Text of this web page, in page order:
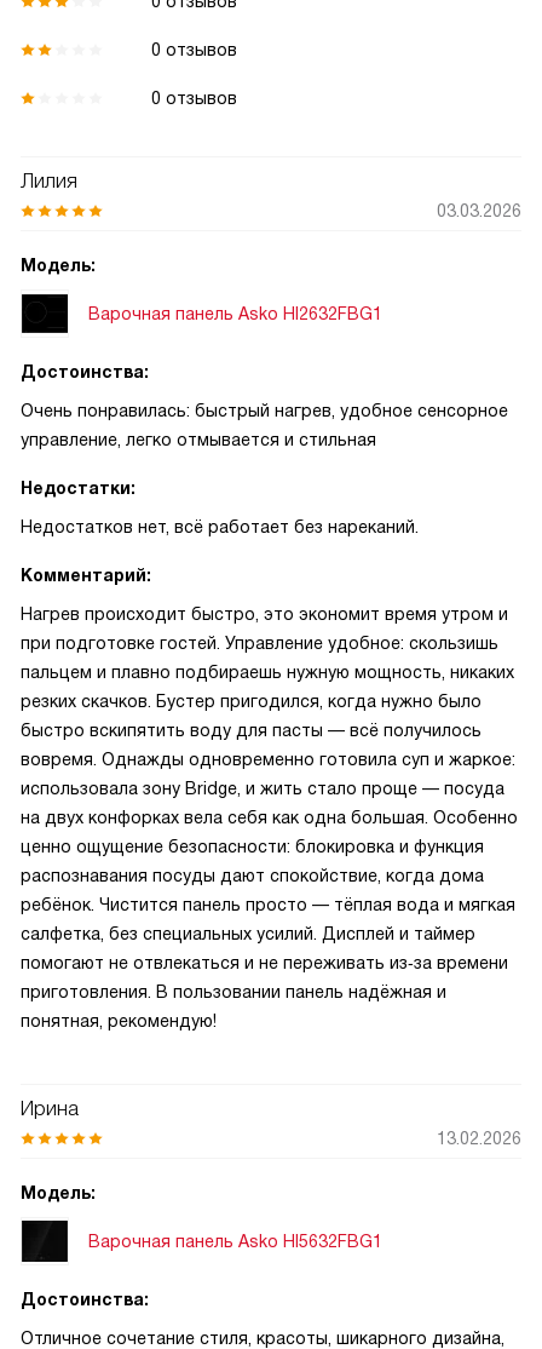
0 отзывов
0 отзывов
Лилия
03.03.2026
Модель:
Варочная панель Asko HI2632FBG1
Достоинства:
Очень понравилась: быстрый нагрев, удобное сенсорное
управление, легко отмывается и стильная
Недостатки:
Недостатков нет, всё работает без нареканий.
Комментарий:
Нагрев происходит быстро, это экономит время утром и
при подготовке гостей. Управление удобное: скользишь
пальцем и плавно подбираешь нужную мощность, никаких
резких скачков. Бустер пригодился, когда нужно было
быстро вскипятить воду для пасты — всё получилось
вовремя. Однажды одновременно готовила суп и жаркое:
использовала зону Bridge, и жить стало проще — посуда
на двух конфорках вела себя как одна большая. Особенно
ценно ощущение безопасности: блокировка и функция
распознавания посуды дают спокойствие, когда дома
ребёнок. Чистится панель просто — тёплая вода и мягкая
салфетка, без специальных усилий. Дисплей и таймер
помогают не отвлекаться и не переживать из‑за времени
приготовления. В пользовании панель надёжная и
понятная, рекомендую!
Ирина
13.02.2026
Модель:
Варочная панель Asko HI5632FBG1
Достоинства:
Отличное сочетание стиля, красоты, шикарного дизайна,